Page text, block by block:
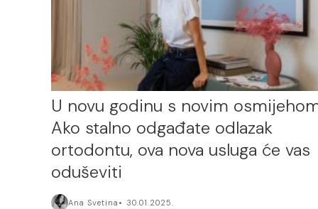
U novu godinu s novim
Ako stalno odgađate odlazak
ortodontu, ova nova usluga će vas
oduševiti
Ana Svetina 30.01.2025.